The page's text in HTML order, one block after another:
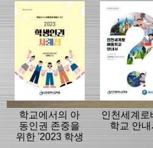
학교에서의 아
동인권 존중을
위한 '2023 학생
인천세계로
학교 안내